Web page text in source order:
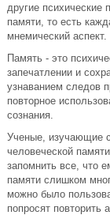
другие психические
памяти, то есть
мнемический аспект.
Память - это
запечатлении и
узнаванием следов
повторное
сознания.
Ученые, изучающие
человеческой
запомнить все, что
памяти слишком
можно было
попросят повторить